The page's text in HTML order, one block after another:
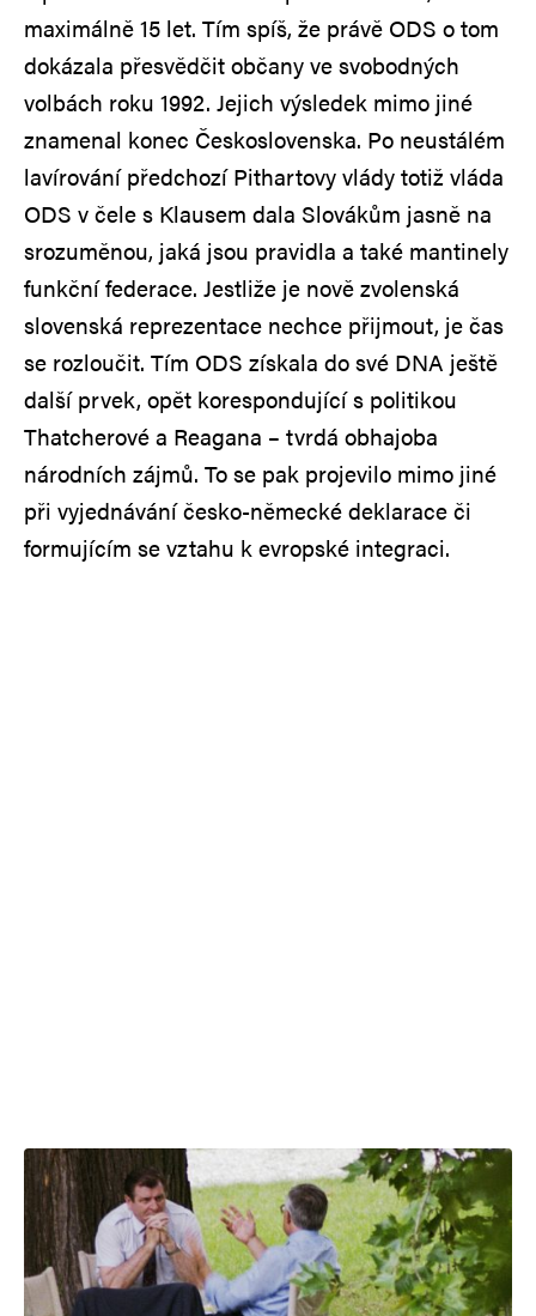
maximálně 15 let. Tím spíš, že právě ODS o tom
dokázala přesvědčit občany ve svobodných
volbách roku 1992. Jejich výsledek mimo jiné
znamenal konec Československa. Po neustálém
lavírování předchozí Pithartovy vlády totiž vláda
ODS v čele s Klausem dala Slovákům jasně na
srozuměnou, jaká jsou pravidla a také mantinely
funkční federace. Jestliže je nově zvolenská
slovenská reprezentace nechce přijmout, je čas
se rozloučit. Tím ODS získala do své DNA ještě
další prvek, opět korespondující s politikou
Thatcherové a Reagana – tvrdá obhajoba
národních zájmů. To se pak projevilo mimo jiné
při vyjednávání česko-německé deklarace či
formujícím se vztahu k evropské integraci.